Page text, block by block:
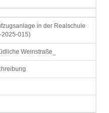
in der Realschule
2025-015)
Weinstraße_